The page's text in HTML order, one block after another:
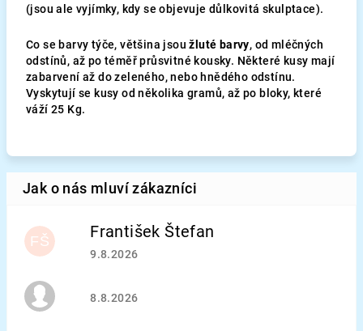
(jsou ale vyjímky, kdy se objevuje důlkovitá skulptace).
Co se barvy týče, většina jsou žluté barvy, od mléčných
odstínů, až po téměř průsvitné kousky. Některé kusy mají
zabarvení až do zeleného, nebo hnědého odstínu.
Vyskytují se kusy od několika gramů, až po bloky, které
váží 25 Kg.
FŠ František Štefan
Hodnocení obchodu je 5 z 5 hvězdiček.
9.8.2026
Hodnocení obchodu je 5 z 5 hvězdiček.
8.8.2026